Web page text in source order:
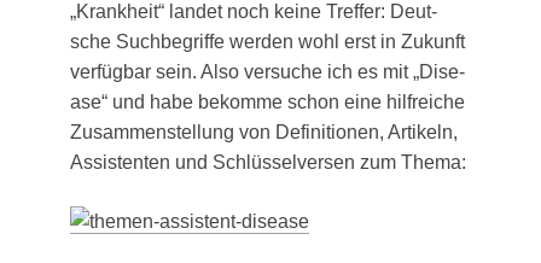
„Krank­heit“ lan­det noch kei­ne Tref­fer: Deut­
sche Such­be­grif­fe wer­den wohl erst in Zukunft
ver­füg­bar sein. Also ver­su­che ich es mit „Dise­
a­se“ und habe bekom­me schon eine hilf­rei­che
Zusam­men­stel­lung von Defi­ni­tio­nen, Arti­keln,
Assis­ten­ten und Schlüs­sel­ver­sen zum Thema: